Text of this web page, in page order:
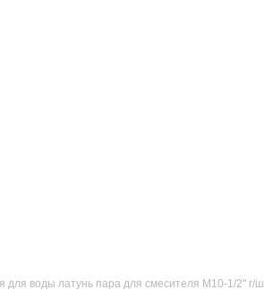
для воды латунь пара для смесителя M10-1/2" г/ш